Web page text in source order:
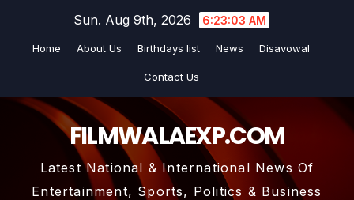
Sun. Aug 9th, 2026 6:23:05 AM
Home About Us Birthdays list News Disavowal
Contact Us
FILMWALAEXP.COM
Latest National & International News Of
Entertainment, Sports, Politics & Business